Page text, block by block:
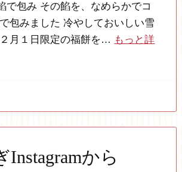
で包み その餡を、なめらかでコ
包みました 冷やしておいしい雪
月１日限定の福餅を… もっと詳
Instagramから